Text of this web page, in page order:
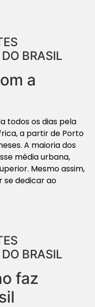
BRASIL
a
todos os dias pela
a partir de Porto
A maioria dos
média urbana,
Mesmo assim,
se dedicar ao
BRASIL
faz